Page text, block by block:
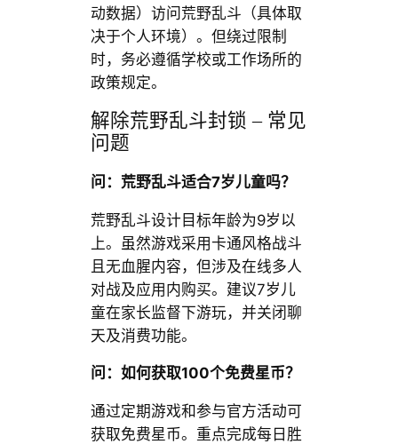
动数据）访问荒野乱斗（具体取
决于个人环境）。但绕过限制
时，务必遵循学校或工作场所的
政策规定。
解除荒野乱斗封锁 – 常见
问题
问：荒野乱斗适合7岁儿童吗？
荒野乱斗设计目标年龄为9岁以
上。虽然游戏采用卡通风格战斗
且无血腥内容，但涉及在线多人
对战及应用内购买。建议7岁儿
童在家长监督下游玩，并关闭聊
天及消费功能。
问：如何获取100个免费星币？
通过定期游戏和参与官方活动可
获取免费星币。重点完成每日胜